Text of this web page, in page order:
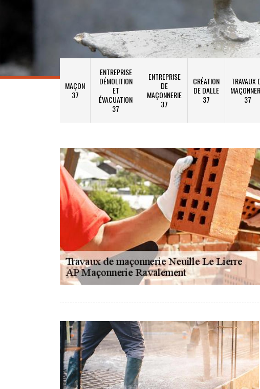
MAÇON
37
ENTREPRISE
DÉMOLITION
ET
ÉVACUATION
37
ENTREPRISE
DE
MAÇONNERIE
37
CRÉATION
DE DALLE
37
TRAVAUX
37